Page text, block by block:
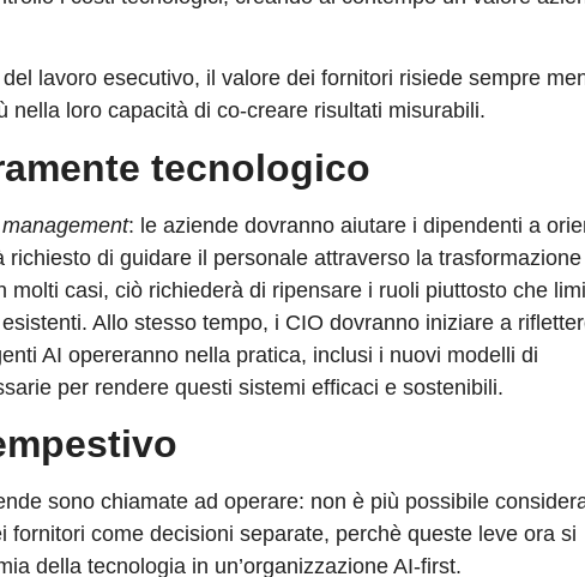
lavoro esecutivo, il valore dei fornitori risiede sempre
loro capacità di co-creare risultati misurabili.
tecnologico
: le aziende dovranno aiutare i dipendenti a
di guidare il personale attraverso la
casi, ciò richiederà di ripensare i ruoli piuttosto che
Allo stesso tempo, i CIO dovranno iniziare a
AI opereranno nella pratica, inclusi i nuovi modelli di
per rendere questi sistemi efficaci e sostenibili.
sono chiamate ad operare: non è più possibile
come decisioni separate, perchè queste leve ora si
della tecnologia in un’organizzazione AI-first.